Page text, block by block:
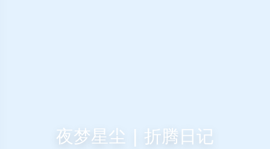
夜梦星尘 | 折腾日记